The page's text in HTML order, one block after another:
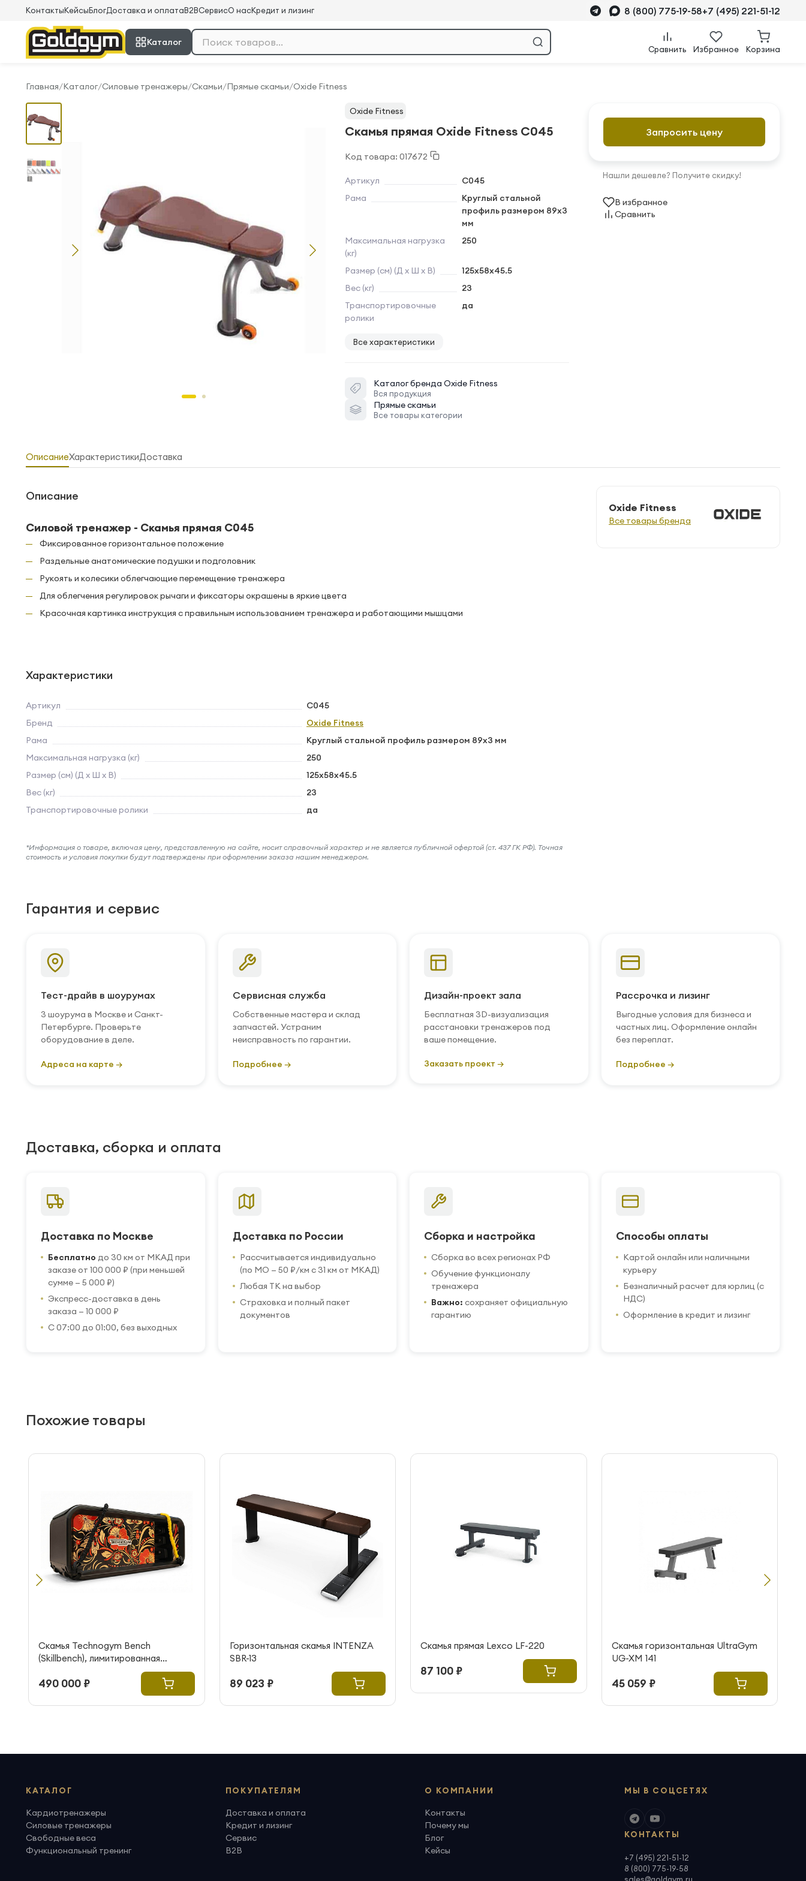
КонтактыКейсыБлогДоставка и оплатаB2BСервисО насКредит и лизинг 8 (800) 775-19-58+7 (495) 221-51-12
Каталог
Сравнить Избранное Корзина
Главная/Каталог/Силовые тренажеры/Скамьи/Прямые скамьи/Oxide Fitness
Oxide Fitness
Скамья прямая Oxide Fitness С045
Код товара: 017672
Артикул
С045
Рама
Круглый стальной
профиль размером 89х3
мм
Максимальная нагрузка
(кг)
250
Размер (см) (Д х Ш х В)
125x58x45.5
Вес (кг)
23
Транспортировочные
ролики
да
Все характеристики
Каталог бренда Oxide Fitness
Вся продукция
Прямые скамьи
Все товары категории
Запросить цену
Нашли дешевле? Получите скидку!
В избранное
Сравнить
ОписаниеХарактеристикиДоставка
Описание
Силовой тренажер - Скамья прямая С045
Фиксированное горизонтальное положение
Раздельные анатомические подушки и подголовник
Рукоять и колесики облегчающие перемещение тренажера
Для облегчения регулировок рычаги и фиксаторы окрашены в яркие цвета
Красочная картинка инструкция с правильным использованием тренажера и работающими мышцами
Характеристики
Артикул
С045
Бренд
Oxide Fitness
Рама
Круглый стальной профиль размером 89х3 мм
Максимальная нагрузка (кг)
250
Размер (см) (Д х Ш х В)
125x58x45.5
Вес (кг)
23
Транспортировочные ролики
да
*Информация о товаре, включая цену, представленную на сайте, носит справочный характер и не является публичной офертой (ст. 437 ГК РФ). Точная
стоимость и условия покупки будут подтверждены при оформлении заказа нашим менеджером.
Oxide Fitness
Все товары бренда
Гарантия и сервис
Тест-драйв в шоурумах
3 шоурума в Москве и Санкт-
Петербурге. Проверьте
оборудование в деле.
Адреса на карте →
Сервисная служба
Собственные мастера и склад
запчастей. Устраним
неисправность по гарантии.
Подробнее →
Дизайн-проект зала
Бесплатная 3D-визуализация
расстановки тренажеров под
ваше помещение.
Заказать проект →
Рассрочка и лизинг
Выгодные условия для бизнеса и
частных лиц. Оформление онлайн
без переплат.
Подробнее →
Доставка, сборка и оплата
Доставка по Москве
Бесплатно до 30 км от МКАД при
заказе от 100 000 ₽ (при меньшей
сумме — 5 000 ₽)
Экспресс-доставка в день
заказа — 10 000 ₽
С 07:00 до 01:00, без выходных
Доставка по России
Рассчитывается индивидуально
(по МО — 50 ₽/км с 31 км от МКАД)
Любая ТК на выбор
Страховка и полный пакет
документов
Сборка и настройка
Сборка во всех регионах РФ
Обучение функционалу
тренажера
Важно: сохраняет официальную
гарантию
Способы оплаты
Картой онлайн или наличными
курьеру
Безналичный расчет для юрлиц (с
НДС)
Оформление в кредит и лизинг
Похожие товары
Скамья Technogym Bench
(Skillbench), лимитированная
490 000 ₽
Горизонтальная скамья INTENZA
SBR-13
89 023 ₽
Скамья прямая Lexco LF-220
87 100 ₽
Скамья горизонтальная UltraGym
UG-XM 141
45 059 ₽
КАТАЛОГ
Кардиотренажеры
Силовые тренажеры
Свободные веса
Функциональный тренинг
ПОКУПАТЕЛЯМ
Доставка и оплата
Кредит и лизинг
Сервис
B2B
О КОМПАНИИ
Контакты
Почему мы
Блог
Кейсы
МЫ В СОЦСЕТЯХ
КОНТАКТЫ
+7 (495) 221-51-12
8 (800) 775-19-58